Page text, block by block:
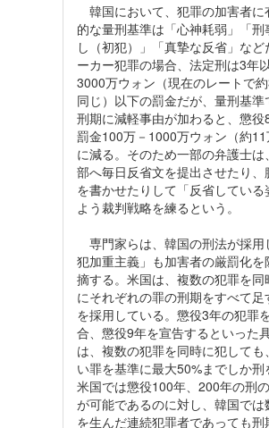
韓国において、犯罪の加害者に
的な量刑基準は「心神耗弱」「
し（初犯）」「真摯な反省」など
ーカー犯罪の場合、法定刑は3年
3000万ウォン（現在のレートで
同じ）以下の罰金だが、量刑基準
刑期に減軽事由が加わると、懲
罰金100万－1000万ウォン（約11
に減る。そのため一部の弁護士
部へ毎日反省文を提出させたり
を書かせたりして「反省している
よう裁判戦略を練るという。
専門家らは、韓国の刑法が採用
犯加重主義」も加害者の厳罰化
摘する。米国は、複数の犯罪を同
にそれぞれの罪の刑期をすべて足
を採用している。懲役3年の犯罪
合、懲役9年を宣告するといった
は、複数の犯罪を同時に犯して
い罪を基準に最大50%までしか刑
米国では懲役100年、200年の刑
が可能であるのに対し、韓国で
を生んだ連続犯罪者であっても